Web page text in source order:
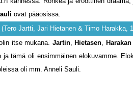
ovat pääosissa.
(Tero Jartti, Jari Hietanen & Timo Harakka,
itse mukana. Jartin, Hietasen, Harakan
ja tämä oli ensimmäinen elokuvamme.
oli mm. Anneli Sauli.